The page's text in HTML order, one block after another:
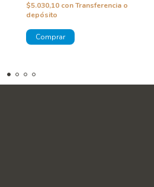
$5.030,10 conTransferencia o
depósito